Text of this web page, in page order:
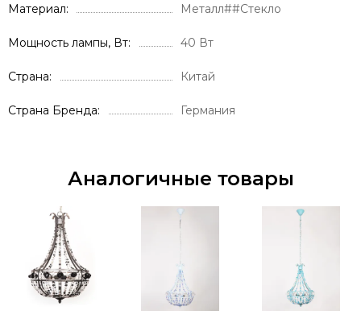
Материал Металл##Стекло
Мощность лампы, Вт 40 Вт
Страна Китай
Страна Бренда Германия
Аналогичные товары